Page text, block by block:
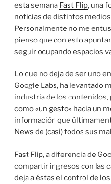
esta semana Fast Flip, una
noticias de distintos
Personalmente no me
pienso que con esto
seguir ocupando espacios
Lo que no deja de ser uno
Google Labs, ha levantado
industria de los contenidos,
como «un gesto» hacia un
información que
News de (casi) todos sus
Fast Flip, a diferencia de
compartir ingresos con las
deja a éstas el control de